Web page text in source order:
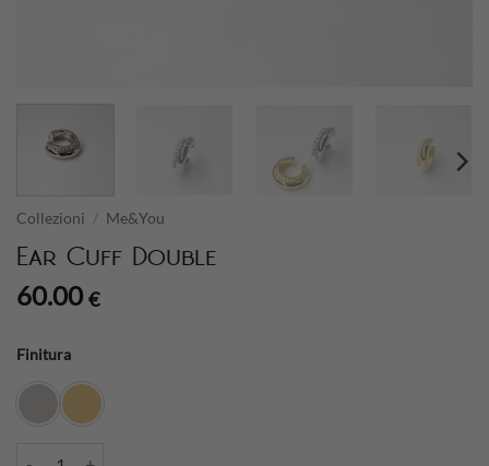
Collezioni / Me&You
Ear Cuff Double
60.00 €
Finitura